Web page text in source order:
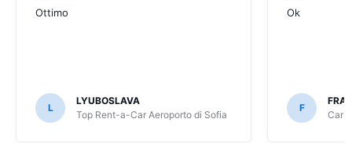
Ottimo
L
LYUBOSLAVA
Top Rent-a-Car Aeroporto di Sofia
Ok
F